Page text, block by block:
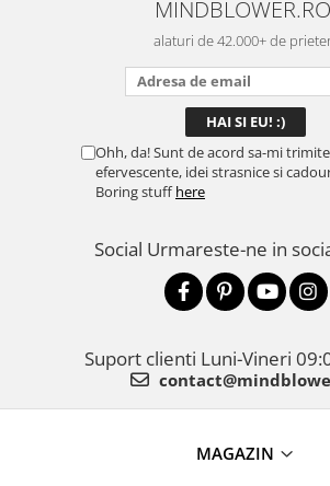
alaturi de 42.000+ de
Ohh, da! Sunt de acord sa-mi
efervescente, idei strasnice si
Boring stuffhere
Social Urmareste-ne in
Suport clienti Luni-Vineri
MAGAZIN